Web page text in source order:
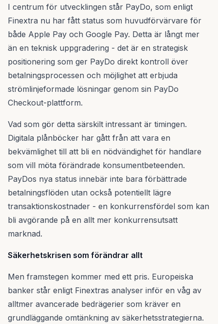
I centrum för utvecklingen står PayDo, som enligt
Finextra nu har fått status som huvudförvärvare för
både Apple Pay och Google Pay. Detta är långt mer
än en teknisk uppgradering - det är en strategisk
positionering som ger PayDo direkt kontroll över
betalningsprocessen och möjlighet att erbjuda
strömlinjeformade lösningar genom sin PayDo
Checkout-plattform.
Vad som gör detta särskilt intressant är timingen.
Digitala plånböcker har gått från att vara en
bekvämlighet till att bli en nödvändighet för handlare
som vill möta förändrade konsumentbeteenden.
PayDos nya status innebär inte bara förbättrade
betalningsflöden utan också potentiellt lägre
transaktionskostnader - en konkurrensfördel som kan
bli avgörande på en allt mer konkurrensutsatt
marknad.
Säkerhetskrisen som förändrar allt
Men framstegen kommer med ett pris. Europeiska
banker står enligt Finextras analyser inför en våg av
alltmer avancerade bedrägerier som kräver en
grundläggande omtänkning av säkerhetsstrategierna.